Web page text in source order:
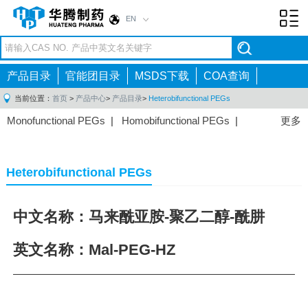
EN
产品目录 官能团目录 MSDS下载 COA查询
当前位置： 首页 > 产品中心> 产品目录> Heterobifunctional PEGs
更多
Monofunctional PEGs | Homobifunctional PEGs |
Heterobifunctional PEGs
中文名称：马来酰亚胺-聚乙二醇-酰肼
英文名称：Mal-PEG-HZ